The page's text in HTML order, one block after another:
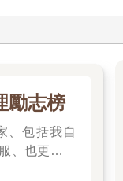
成就的顯著理由之
致公司虧損一百萬
知貝德福已經盡力
來找出值得讚許的
勵志榜
、包括我自
、也更滿足